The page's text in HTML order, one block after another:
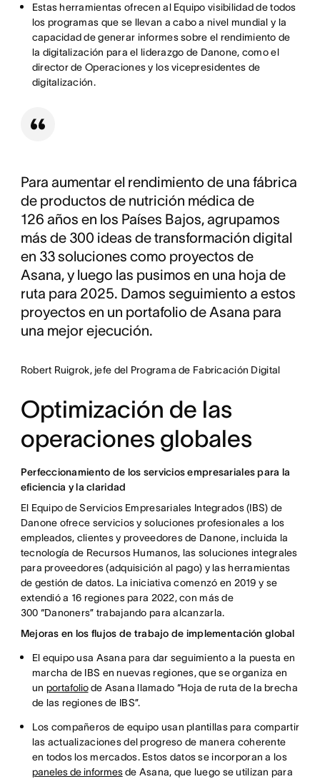
Estas herramientas ofrecen al Equipo visibilidad de todos
los programas que se llevan a cabo a nivel mundial y la
capacidad de generar informes sobre el rendimiento de
la digitalización para el liderazgo de Danone, como el
director de Operaciones y los vicepresidentes de
digitalización.
Para aumentar el rendimiento de una fábrica
de productos de nutrición médica de
126 años en los Países Bajos, agrupamos
más de 300 ideas de transformación digital
en 33 soluciones como proyectos de
Asana, y luego las pusimos en una hoja de
ruta para 2025. Damos seguimiento a estos
proyectos en un portafolio de Asana para
una mejor ejecución.
Robert Ruigrok, jefe del Programa de Fabricación Digital
Optimización de las
operaciones globales
Perfeccionamiento de los servicios empresariales para la
eficiencia y la claridad
El Equipo de Servicios Empresariales Integrados (IBS) de
Danone ofrece servicios y soluciones profesionales a los
empleados, clientes y proveedores de Danone, incluida la
tecnología de Recursos Humanos, las soluciones integrales
para proveedores (adquisición al pago) y las herramientas
de gestión de datos. La iniciativa comenzó en 2019 y se
extendió a 16 regiones para 2022, con más de
300 “Danoners” trabajando para alcanzarla.
Mejoras en los flujos de trabajo de implementación global
El equipo usa Asana para dar seguimiento a la puesta en
marcha de IBS en nuevas regiones, que se organiza en
un portafoliode Asana llamado “Hoja de ruta de la brecha
de las regiones de IBS”.
Los compañeros de equipo usan plantillas para compartir
las actualizaciones del progreso de manera coherente
en todos los mercados. Estos datos se incorporan a los
paneles de informesde Asana, que luego se utilizan para